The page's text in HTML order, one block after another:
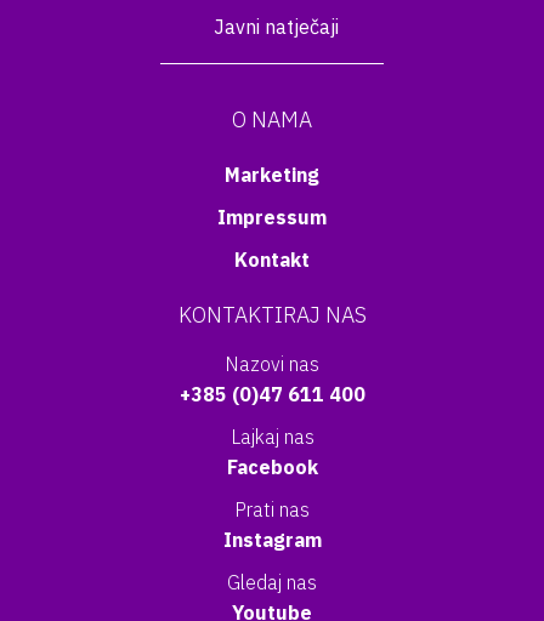
Javni natječaji
O NAMA
Marketing
Impressum
Kontakt
KONTAKTIRAJ NAS
Nazovi nas
+385 (0)47 611 400
Lajkaj nas
Facebook
Prati nas
Instagram
Gledaj nas
Youtube